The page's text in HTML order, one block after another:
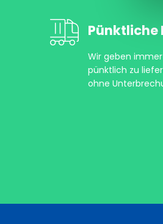
Pünktliche
Wir geben
pünktlich zu
ohne